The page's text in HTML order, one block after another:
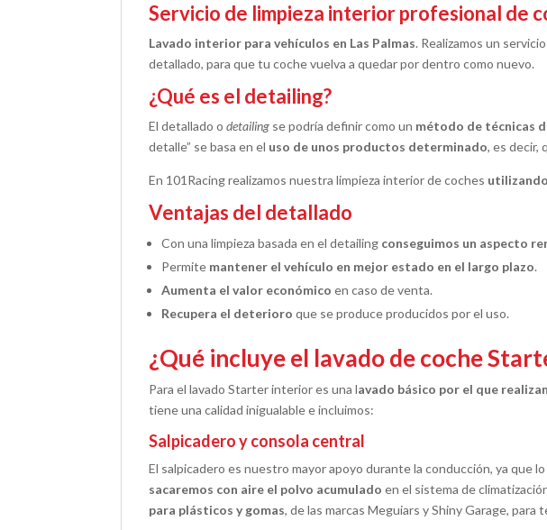
Servicio de limpieza interior profesional de
Lavado interior para vehículos en Las Palmas. Realizamos un
detallado, para que tu coche vuelva a quedar por dentro como nuevo.
¿Qué es el detailing?
El detallado odetailing se podría definir como un método de técnicas
detalle” se basa en el uso de unos productos determinado, es decir,
En 101Racing realizamos nuestra limpieza interior de coches
Ventajas del detallado
Con una limpieza basada en el detailing conseguimos un aspecto
Permite mantener el vehículo en mejor estado en el largo plazo.
Aumenta el valor económico en caso de venta.
Recupera el deterioroque se produce producidos por el uso.
¿Qué incluye el lavado de coche
Para el lavado Starter interior es una lavado básico por el que
tiene una calidad inigualable e incluimos:
Salpicadero y consola central
El salpicadero es nuestro mayor apoyo durante la conducción, ya que
sacaremos con aire el polvo acumuladoen el sistema de
para plásticos y gomas, de las marcas Meguiars y Shiny Garage,